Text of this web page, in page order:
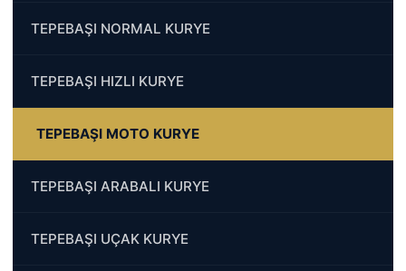
TEPEBAŞI NORMAL KURYE
TEPEBAŞI HIZLI KURYE
TEPEBAŞI MOTO KURYE
TEPEBAŞI ARABALI KURYE
TEPEBAŞI UÇAK KURYE